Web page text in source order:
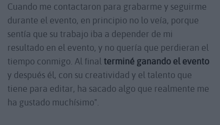
Cuando me contactaron para grabarme y seguirme
durante el evento, en principio no lo veía, porque
sentía que su trabajo iba a depender de mi
resultado en el evento, y no quería que perdieran el
tiempo conmigo. Al final terminé ganando el evento
y después él, con su creatividad y el talento que
tiene para editar, ha sacado algo que realmente me
ha gustado muchísimo".